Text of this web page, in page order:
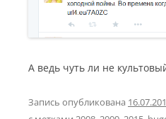
А ведь чуть ли не
Запись опубликована